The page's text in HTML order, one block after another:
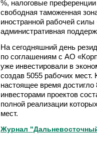
%, налоговые
свободная таможенная
иностранной рабочей силы
административная
На сегодняшний день
по соглашениям с АО
уже инвестировали в
создав 5055 рабочих
настоящее время
инвесторами проектов
полной реализации
мест.
Журнал